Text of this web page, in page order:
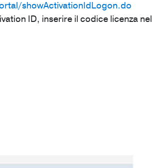
showActivationIdLogon.do
ID, inserire il codice licenza nel